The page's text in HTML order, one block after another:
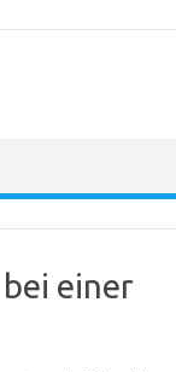
einer